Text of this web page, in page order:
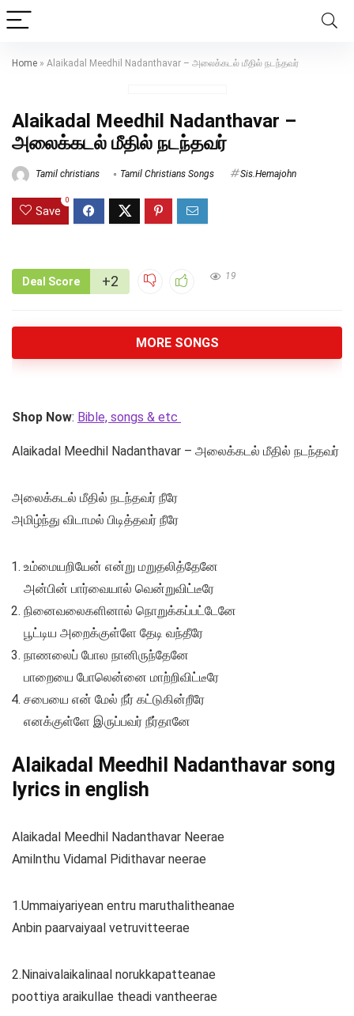
Home » Alaikadal Meedhil Nadanthavar – அலைக்கடல் மீதில் நடந்தவர்
Alaikadal Meedhil Nadanthavar –
அலைக்கடல் மீதில் நடந்தவர்
Tamil christians Tamil Christians Songs Sis.Hemajohn
Save
0
Deal Score +2 19
MORE SONGS
Shop Now: Bible, songs & etc
Alaikadal Meedhil Nadanthavar – அலைக்கடல் மீதில் நடந்தவர்
அலைக்கடல் மீதில் நடந்தவர் நீரே
அமிழ்ந்து விடாமல் பிடித்தவர் நீரே
உம்மையறியேன் என்று மறுதலித்தேனே
அன்பின் பார்வையால் வென்றுவிட்டீரே
நினைவலைகளினால் நொறுக்கப்பட்டேனே
பூட்டிய அறைக்குள்ளே தேடி வந்தீரே
நாணலைப் போல நானிருந்தேனே
பாறையை போலென்னை மாற்றிவிட்டீரே
சபையை என் மேல் நீர் கட்டுகின்றீரே
எனக்குள்ளே இருப்பவர் நீர்தானே
Alaikadal Meedhil Nadanthavar song
lyrics in english
Alaikadal Meedhil Nadanthavar Neerae
Amilnthu Vidamal Pidithavar neerae
1.Ummaiyariyean entru maruthalitheanae
Anbin paarvaiyaal vetruvitteerae
2.Ninaivalaikalinaal norukkapatteanae
poottiya araikullae theadi vantheerae